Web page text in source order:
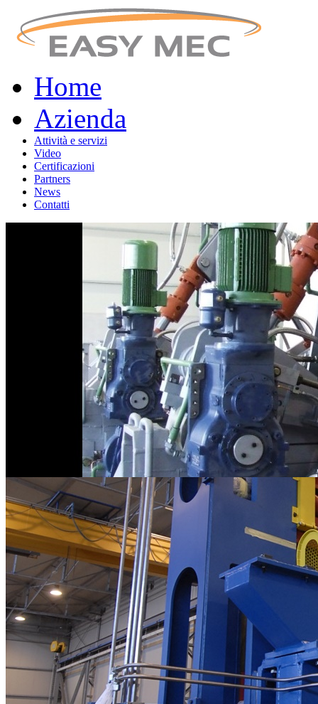
Home
Azienda
Attività e servizi
Video
Certificazioni
Partners
News
Contatti
Assemblaggi Meccanci